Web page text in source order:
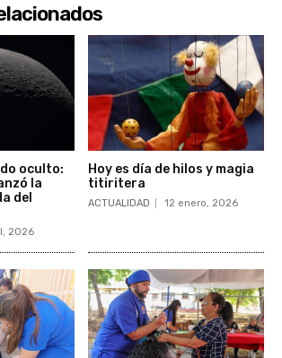
oculto:
la
del
2026
Hoy es día de hilos y magia
titiritera
ACTUALIDAD 12 enero, 2026